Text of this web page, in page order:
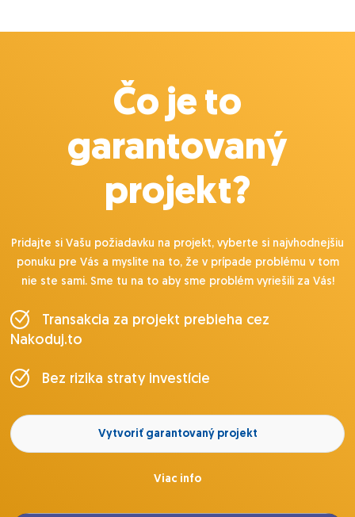
Čo je to
garantovaný
projekt?
Pridajte si Vašu požiadavku na projekt, vyberte si najvhodnejšiu
ponuku pre Vás a myslite na to, že v prípade problému v tom
nie ste sami. Sme tu na to aby sme problém vyriešili za Vás!
Transakcia za projekt prebieha cez
Nakoduj.to
Bez rizika straty investície
Vytvoriť garantovaný projekt
Viac info